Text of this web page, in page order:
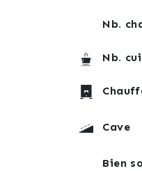
Nb.
Nb.
Cave
Bien